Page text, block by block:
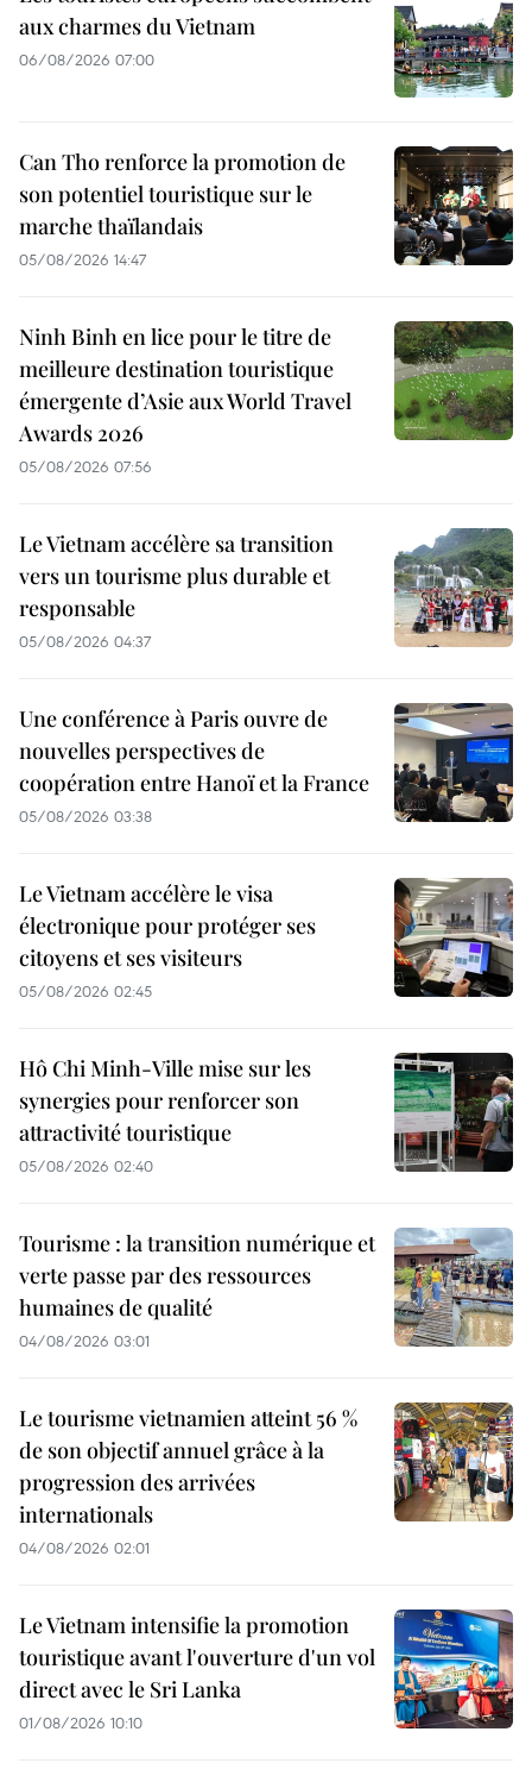
aux charmes du Vietnam
06/08/2026 07:00
Can Tho renforce la promotion de
son potentiel touristique sur le
marche thaïlandais
05/08/2026 14:47
Ninh Binh en lice pour le titre de
meilleure destination touristique
émergente d’Asie aux World Travel
Awards 2026
05/08/2026 07:56
Le Vietnam accélère sa transition
vers un tourisme plus durable et
responsable
05/08/2026 04:37
Une conférence à Paris ouvre de
nouvelles perspectives de
coopération entre Hanoï et la France
05/08/2026 03:38
Le Vietnam accélère le visa
électronique pour protéger ses
citoyens et ses visiteurs
05/08/2026 02:45
Hô Chi Minh-Ville mise sur les
synergies pour renforcer son
attractivité touristique
05/08/2026 02:40
Tourisme : la transition numérique et
verte passe par des ressources
humaines de qualité
04/08/2026 03:01
Le tourisme vietnamien atteint 56 %
de son objectif annuel grâce à la
progression des arrivées
internationals
04/08/2026 02:01
Le Vietnam intensifie la promotion
touristique avant l'ouverture d'un vol
direct avec le Sri Lanka
01/08/2026 10:10